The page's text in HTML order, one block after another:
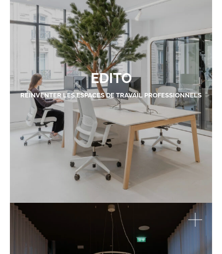
EDITO
RÉINVENTER LES ESPACES DE TRAVAIL PROFESSIONNELS